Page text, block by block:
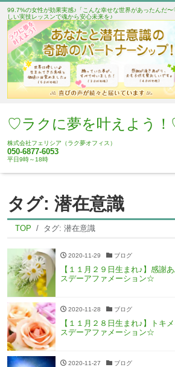
99.7%の女性が効果実感♪「こんな幸せな世界があったんだ
しい実技レッスンで魂から安心未来を♪
♡ラクに夢を叶えよう
株式会社フェリシア（ラク夢オフィス）
050-6877-6053
平日9時～18時
タグ: 潜在意識
TOP タグ: 潜在意識
2020-11-29 ブログ
【１１月２９日生まれ♪】感謝
スデーアファメーション☆
2020-11-28 ブログ
【１１月２８日生まれ♪】トキ
スデーアファメーション☆
2020-11-27 ブログ